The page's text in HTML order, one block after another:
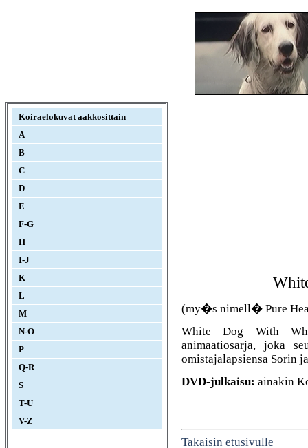
Koiraelokuvat aakkosittain
A
B
C
D
E
F-G
H
I-J
K
L
M
N-O
P
Q-R
S
T-U
V-Z
(my�s nimell� Pure
White Dog With
animaatiosarja, joka
omistajalapsiensa Sorin
DVD-julkaisu: ainakin
Takaisin etusivulle